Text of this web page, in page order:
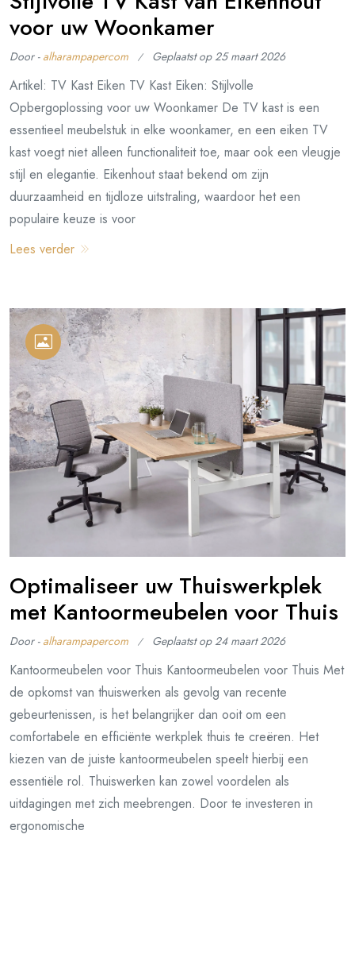
voor uw Woonkamer
Door - alharampapercom Geplaatst op25 maart 2026
Artikel: TV Kast Eiken TV Kast Eiken: Stijlvolle
Opbergoplossing voor uw Woonkamer De TV kast is een
essentieel meubelstuk in elke woonkamer, en een eiken TV
kast voegt niet alleen functionaliteit toe, maar ook een vleugje
stijl en elegantie. Eikenhout staat bekend om zijn
duurzaamheid en tijdloze uitstraling, waardoor het een
populaire keuze is voor
Lees verder
Optimaliseer uw Thuiswerkplek
met Kantoormeubelen voor Thuis
Door - alharampapercom Geplaatst op24 maart 2026
Kantoormeubelen voor Thuis Kantoormeubelen voor Thuis Met
de opkomst van thuiswerken als gevolg van recente
gebeurtenissen, is het belangrijker dan ooit om een
comfortabele en efficiënte werkplek thuis te creëren. Het
kiezen van de juiste kantoormeubelen speelt hierbij een
essentiële rol. Thuiswerken kan zowel voordelen als
uitdagingen met zich meebrengen. Door te investeren in
ergonomische